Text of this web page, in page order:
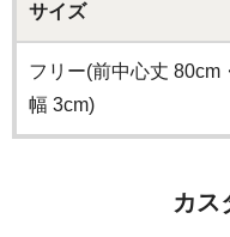
サイズ
フリー(前中心丈 80cm
幅 3cm)
カス